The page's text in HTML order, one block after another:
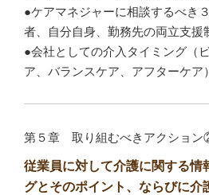
●ケアマネジャーに相談するべき
者、自分自身、勤務先の両立支援
●会社としての介入タイミング（
ア、バランスケア、アフターケア）
第５章 取り組むべきアクショ
従業員に対して介護に関する情
グとそのポイント、ならびに介